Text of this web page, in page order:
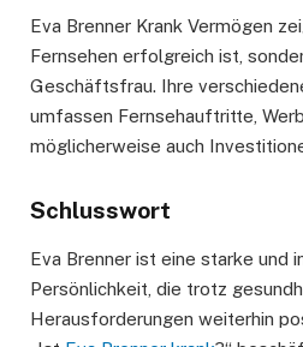
Eva Brenner Krank Vermögen
Fernsehen erfolgreich ist,
Geschäftsfrau. Ihre
umfassen Fernsehauftritte,
möglicherweise auch
Schlusswort
Eva Brenner ist eine starke und
Persönlichkeit, die trotz
Herausforderungen weiterhin